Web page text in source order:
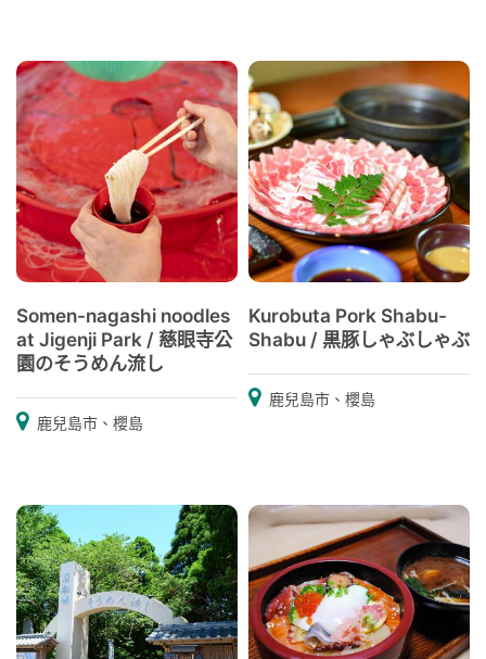
Somen-nagashi noodles
at Jigenji Park / 慈眼寺公
園のそうめん流し
鹿兒島市、櫻島
Kurobuta Pork Shabu-
Shabu / 黒豚しゃぶしゃぶ
鹿兒島市、櫻島